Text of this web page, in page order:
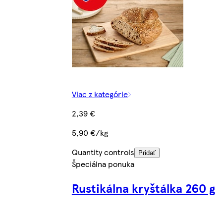
Viac z kategórie
2,39 €
5,90 €/kg
Quantity controls
Pridať
Špeciálna ponuka
Rustikálna kryštálka 260 g